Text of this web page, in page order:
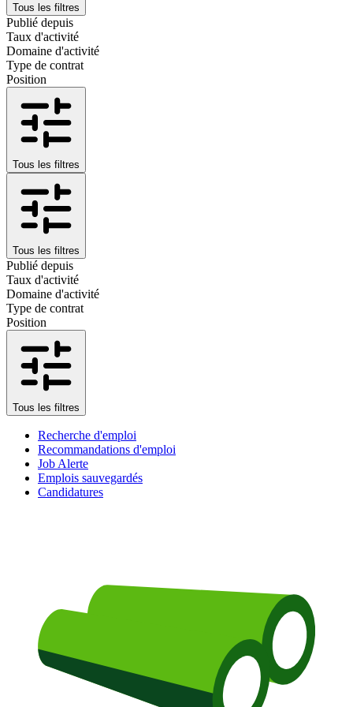
Tous les filtres
Publié depuis
Taux d'activité
Domaine d'activité
Type de contrat
Position
Tous les filtres
Tous les filtres
Publié depuis
Taux d'activité
Domaine d'activité
Type de contrat
Position
Tous les filtres
Recherche d'emploi
Recommandations d'emploi
Job Alerte
Emplois sauvegardés
Candidatures